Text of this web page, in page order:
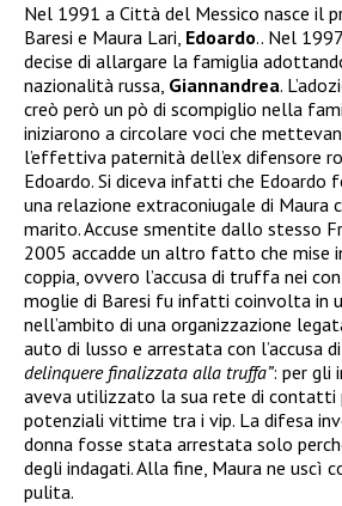
Nel 1991 a Città del Messico nasce il
Baresi e Maura Lari, Edoardo.. Nel
decise di allargare la famiglia
nazionalità russa, Giannandrea.
creò però un pò di scompiglio nella
iniziarono a circolare voci che
l’effettiva paternità dell’ex difensore
Edoardo. Si diceva infatti che Edoardo
una relazione extraconiugale di Maura
marito. Accuse smentite dallo stesso
2005 accadde un altro fatto che mise
coppia, ovvero l’accusa di truffa nei
moglie di Baresi fu infatti coinvolta in
nell’ambito di una organizzazione
auto di lusso e arrestata con l’accusa di
delinquere finalizzata alla truffa”: per gli
aveva utilizzato la sua rete di contatti
potenziali vittime tra i vip. La difesa
donna fosse stata arrestata solo
degli indagati. Alla fine, Maura ne uscì
pulita.